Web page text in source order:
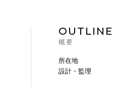
OUTLINE
概要
所在地
設計・監理